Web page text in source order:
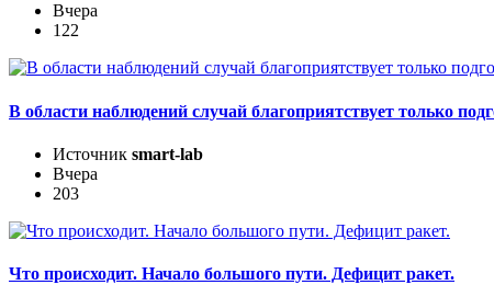
Вчера
122
В области наблюдений случай благоприятствует только
Источник smart-lab
Вчера
203
Что происходит. Начало большого пути. Дефицит ракет.